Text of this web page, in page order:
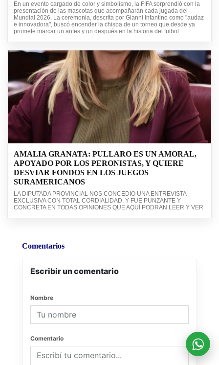
En un evento cargado de color y simbolismo, la FIFA sorprendió con la
presentación de las mascotas que acompañarán cada jugada del
Mundial 2026. La ceremonia, descrita por Gianni Infantino como "audaz
e innovadora", buscó encender la chispa de un torneo que desde ya
promete marcar un antes y un después en la historia del futbol.
AMALIA GRANATA: PULLARO ES UN AMORAL,
APOYADO POR LOS PERONISTAS, Y QUIERE
DESVIAR FONDOS EN LOS JUEGOS
SURAMERICANOS
LA DIPUTADA PROVINCIAL NOS CONCEDIO UNA ENTREVISTA
EXCLUSIVA CON TOTAL CORDIALIDAD, Y FUE PUNZANTE Y
CONCRETA EN TODAS OPINIONES QUE AQUÍ PODRAN LEER Y VER
Comentarios
Escribir un comentario
Nombre
Comentario